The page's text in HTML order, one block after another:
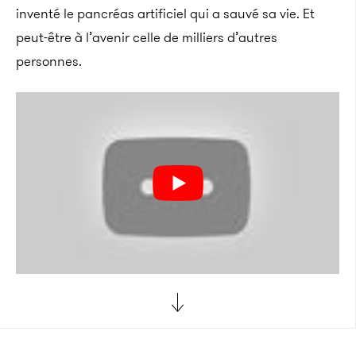
inventé le pancréas artificiel qui a sauvé sa vie. Et
peut-être à l’avenir celle de milliers d’autres
personnes.